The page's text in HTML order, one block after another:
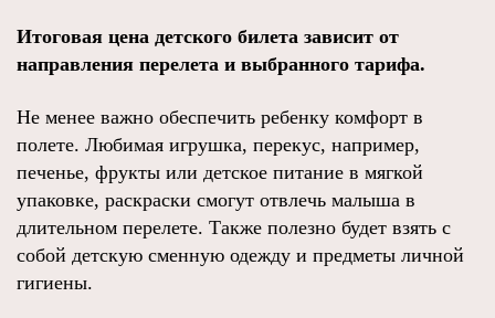
Итоговая цена детского билета зависит от
направления перелета и выбранного тарифа.
Не менее важно обеспечить ребенку комфорт в
полете. Любимая игрушка, перекус, например,
печенье, фрукты или детское питание в мягкой
упаковке, раскраски смогут отвлечь малыша в
длительном перелете. Также полезно будет взять с
собой детскую сменную одежду и предметы личной
гигиены.